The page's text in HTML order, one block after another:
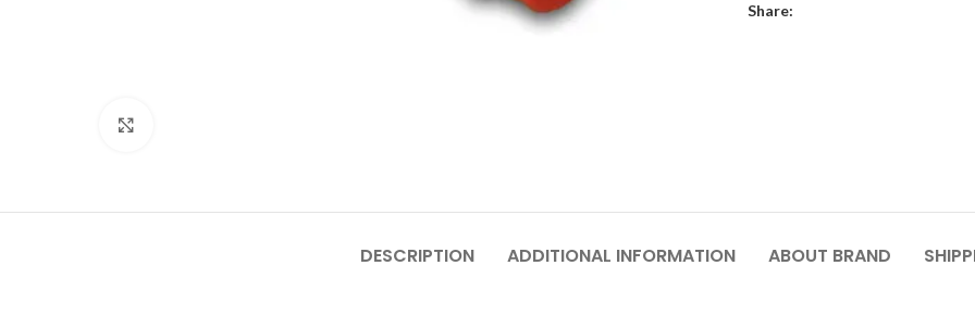
Share:
DESCRIPTION ADDITIONAL INFORMATION ABOUT BRAND